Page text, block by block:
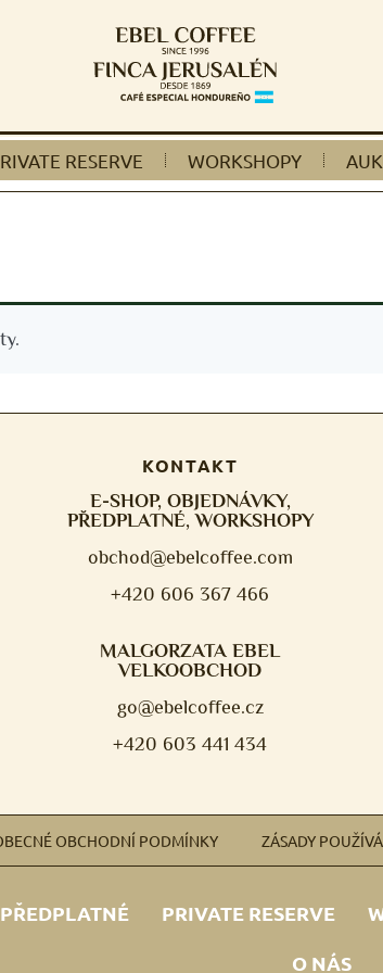
RESERVE WORKSHOPY
KONTAKT
E-SHOP, OBJEDNÁVKY,
PŘEDPLATNÉ, WORKSHOPY
obchod@ebelcoffee.com
+420 606 367 466
MALGORZATA EBEL
VELKOOBCHOD
go@ebelcoffee.cz
+420 603 441 434
OBCHODNÍ PODMÍNKY ZÁSADY
PŘEDPLATNÉ PRIVATE RESERVE
O NÁS